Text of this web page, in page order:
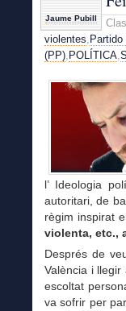
Jaume Pubill
violentes, Partido
(PP), POLÍTICA,
l’ Ideologia
autoritari, de
règim inspirat
violenta, etc.,
Després de
València i llegir
escoltat
va sofrir per